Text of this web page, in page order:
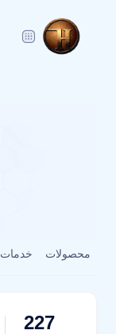
محصولات خدمات
227